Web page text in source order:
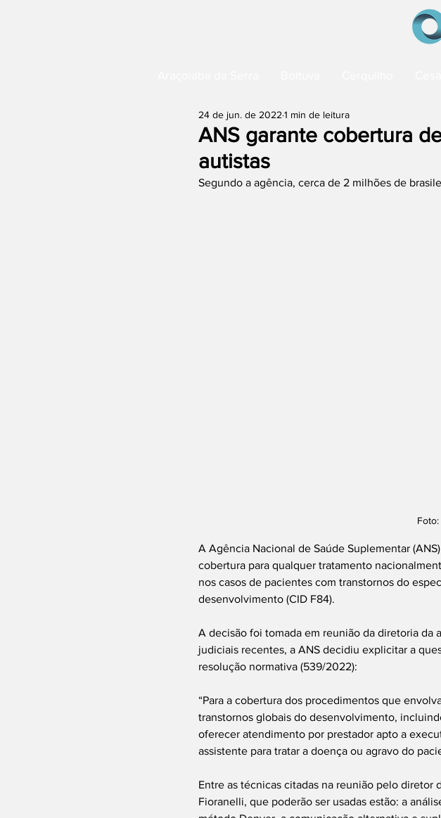
ANS garante cobertura
autistas
24 de jun. de 2022 1 min de leitura
Segundo a agência, cerca de 2 milhões de
A Agência Nacional de Saúde Suplementar
cobertura para qualquer tratamento
nos casos de pacientes com transtornos do
desenvolvimento (CID F84).
A decisão foi tomada em reunião da diretoria da
judiciais recentes, a ANS decidiu explicitar a
resolução normativa (539/2022):
“Para a cobertura dos procedimentos que
transtornos globais do desenvolvimento,
oferecer atendimento por prestador apto a
assistente para tratar a doença ou agravo do
Entre as técnicas citadas na reunião pelo diretor
Fioranelli, que poderão ser usadas estão: a